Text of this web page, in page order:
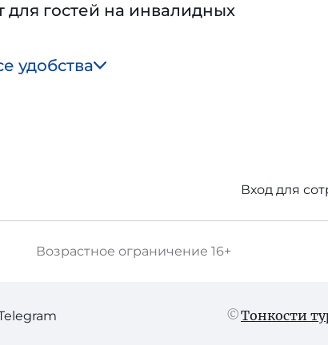
для гостей на инвалидных
удобства
Вход для
Возрастное ограничение 16+
Тонкости